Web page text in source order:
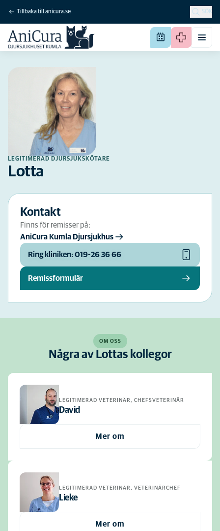
Tillbaka till anicura.se SÖK
LEGITIMERAD DJURSJUKSKÖTARE
Lotta
Kontakt
Finns för remisser på:
AniCura Kumla Djursjukhus
Ring kliniken: 019-26 36 66
Remissformulär
OM OSS
Några av Lottas kollegor
LEGITIMERAD VETERINÄR, CHEFSVETERINÄR
David
Mer om
LEGITIMERAD VETERINÄR, VETERINÄRCHEF
Lieke
Mer om